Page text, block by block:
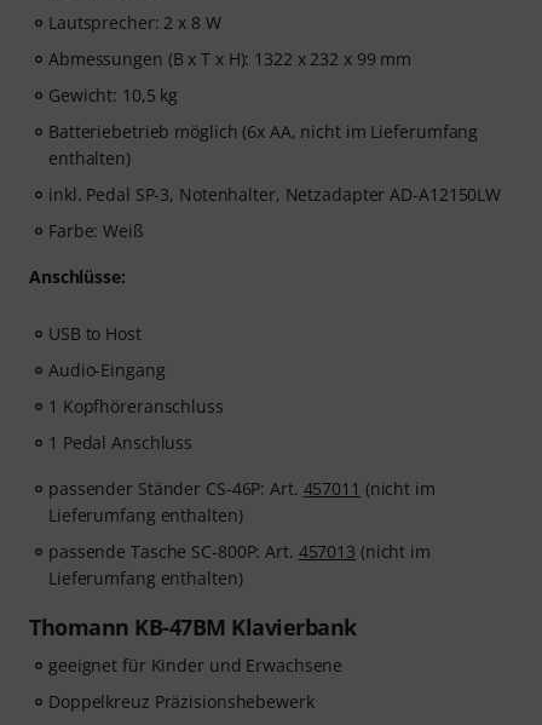
Lautsprecher: 2 x 8 W
Abmessungen (B x T x H): 1322 x 232 x 99 mm
Gewicht: 10,5 kg
Batteriebetrieb möglich (6x AA, nicht im Lieferumfang
enthalten)
inkl. Pedal SP-3, Notenhalter, Netzadapter AD-A12150LW
Farbe: Weiß
Anschlüsse:
USB to Host
Audio-Eingang
1 Kopfhöreranschluss
1 Pedal Anschluss
passender Ständer CS-46P: Art. 457011 (nicht im
Lieferumfang enthalten)
passende Tasche SC-800P: Art. 457013 (nicht im
Lieferumfang enthalten)
Thomann KB-47BM Klavierbank
geeignet für Kinder und Erwachsene
Doppelkreuz Präzisionshebewerk